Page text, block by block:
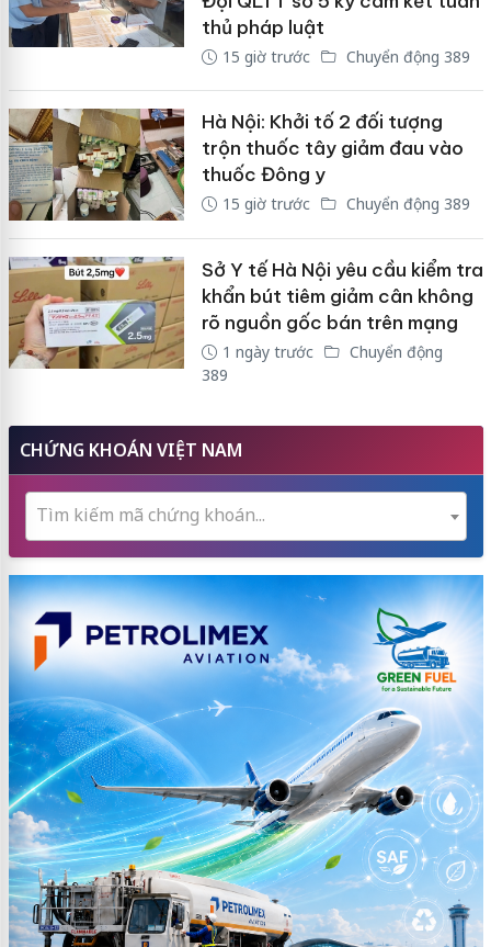
thủ pháp luật
15 giờ trước Chuyển động 389
Hà Nội: Khởi tố 2 đối tượng
trộn thuốc tây giảm đau vào
thuốc Đông y
15 giờ trước Chuyển động 389
Sở Y tế Hà Nội yêu cầu kiểm tra
khẩn bút tiêm giảm cân không
rõ nguồn gốc bán trên mạng
1 ngày trước
Chuyển động
389
CHỨNG KHOÁN VIỆT NAM
Tìm kiếm mã chứng khoán...